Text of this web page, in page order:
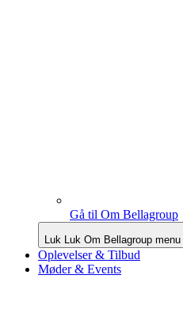
Gå til Om Bellagroup
Luk Luk Om Bellagroup menu
Oplevelser & Tilbud
Møder & Events